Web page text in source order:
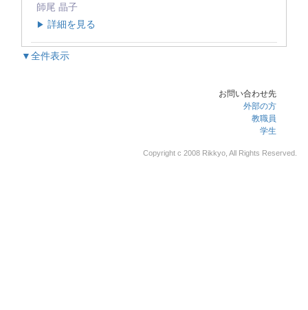
師尾 晶子
▶ 詳細を見る
▼全件表示
お問い合わせ先
外部の方
教職員
学生
Copyright c 2008 Rikkyo, All Rights Reserved.